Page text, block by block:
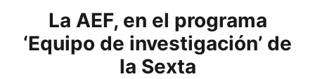
La AEF, en el programa
‘Equipo de investigación’ de
la Sexta